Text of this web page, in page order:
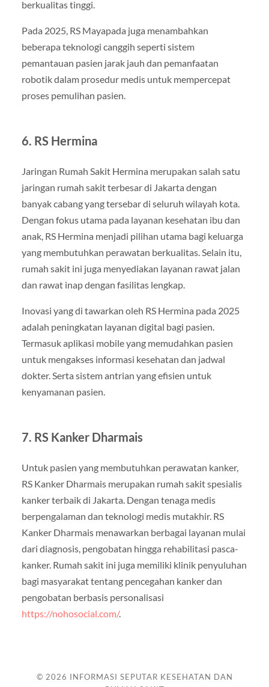
berkualitas tinggi.
Pada 2025, RS Mayapada juga menambahkan
beberapa teknologi canggih seperti sistem
pemantauan pasien jarak jauh dan pemanfaatan
robotik dalam prosedur medis untuk mempercepat
proses pemulihan pasien.
6. RS Hermina
Jaringan Rumah Sakit Hermina merupakan salah satu
jaringan rumah sakit terbesar di Jakarta dengan
banyak cabang yang tersebar di seluruh wilayah kota.
Dengan fokus utama pada layanan kesehatan ibu dan
anak, RS Hermina menjadi pilihan utama bagi keluarga
yang membutuhkan perawatan berkualitas. Selain itu,
rumah sakit ini juga menyediakan layanan rawat jalan
dan rawat inap dengan fasilitas lengkap.
Inovasi yang di tawarkan oleh RS Hermina pada 2025
adalah peningkatan layanan digital bagi pasien.
Termasuk aplikasi mobile yang memudahkan pasien
untuk mengakses informasi kesehatan dan jadwal
dokter. Serta sistem antrian yang efisien untuk
kenyamanan pasien.
7. RS Kanker Dharmais
Untuk pasien yang membutuhkan perawatan kanker,
RS Kanker Dharmais merupakan rumah sakit spesialis
kanker terbaik di Jakarta. Dengan tenaga medis
berpengalaman dan teknologi medis mutakhir. RS
Kanker Dharmais menawarkan berbagai layanan mulai
dari diagnosis, pengobatan hingga rehabilitasi pasca-
kanker. Rumah sakit ini juga memiliki klinik penyuluhan
bagi masyarakat tentang pencegahan kanker dan
pengobatan berbasis personalisasi
https://nohosocial.com/.
© 2026 INFORMASI SEPUTAR KESEHATAN DAN